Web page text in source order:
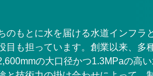
もとに水を届ける水道インフラ
も担っています。創業以来、多
の大口径かつ1.3MPaの高